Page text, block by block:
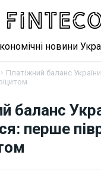
новини
Платіжний баланс
баланс
перше